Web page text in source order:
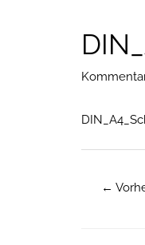
Post
navigation
←